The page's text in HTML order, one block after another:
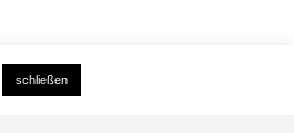
schließen